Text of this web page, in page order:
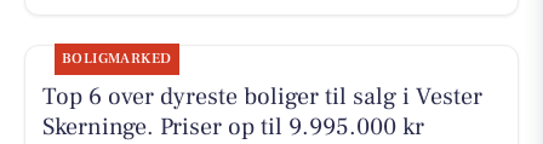
BOLIGMARKED
Top 6 over dyreste boliger til salg i Vester
Skerninge. Priser op til 9.995.000 kr